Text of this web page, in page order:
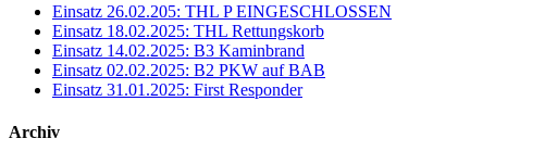
Einsatz 26.02.205: THL P EINGESCHLOSSEN
Einsatz 18.02.2025: THL Rettungskorb
Einsatz 14.02.2025: B3 Kaminbrand
Einsatz 02.02.2025: B2 PKW auf BAB
Einsatz 31.01.2025: First Responder
Archiv